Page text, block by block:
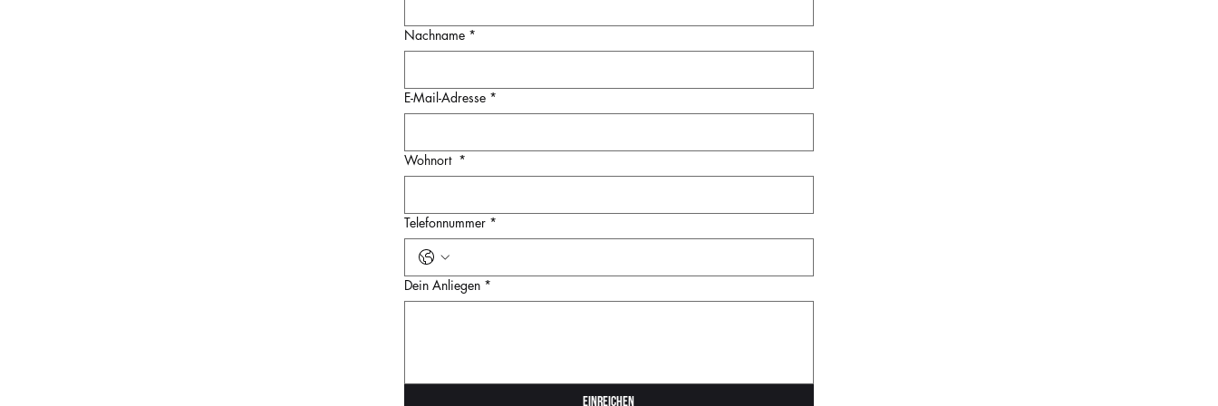
Nachname *
E-Mail-Adresse *
Wohnort *
Telefonnummer *
Dein Anliegen *
Einreichen